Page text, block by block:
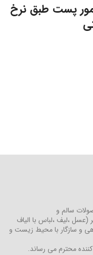
پست طبق نرخ
محصولات سالم و
(عسل ،لیف ،لباس با الیاف
و سازگار با محیط زیست و
محترم می رساند.